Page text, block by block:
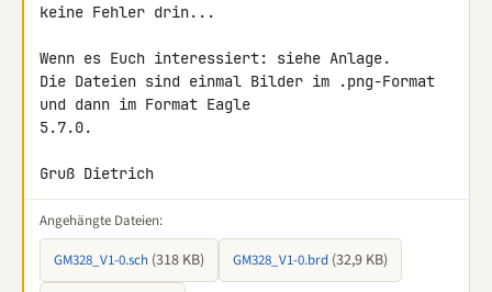
keine Fehler drin...
Wenn es Euch interessiert: siehe Anlage.
Die Dateien sind einmal Bilder im .png-Format
und dann im Format Eagle
5.7.0.
Gruß Dietrich
Angehängte Dateien:
GM328_V1-0.sch (318 KB) GM328_V1-0.brd (32,9 KB)